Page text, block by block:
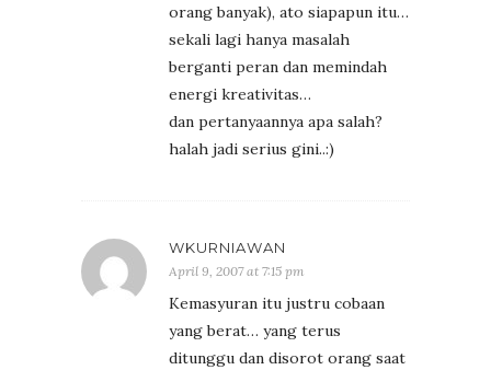
orang banyak), ato siapapun itu…
sekali lagi hanya masalah
berganti peran dan memindah
energi kreativitas…
dan pertanyaannya apa salah?
halah jadi serius gini..:)
WKURNIAWAN
April 9, 2007 at 7:15 pm
Kemasyuran itu justru cobaan
yang berat… yang terus
ditunggu dan disorot orang saat